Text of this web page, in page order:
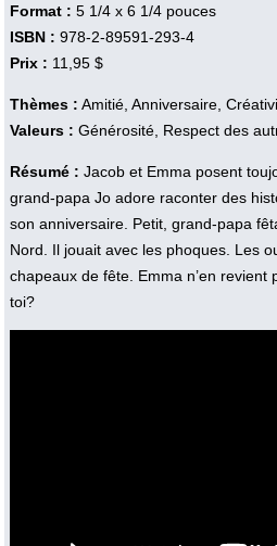
Format : 5 1/4 x 6 1/4 pouces
ISBN : 978-2-89591-293-4
Prix : 11,95 $
Thèmes : Amitié, Anniversaire,
Valeurs : Générosité, Respect des
Résumé : Jacob et Emma posent
grand-papa Jo adore raconter des
son anniversaire. Petit, grand-papa
Nord. Il jouait avec les phoques. Les
chapeaux de fête. Emma n’en revient
toi?